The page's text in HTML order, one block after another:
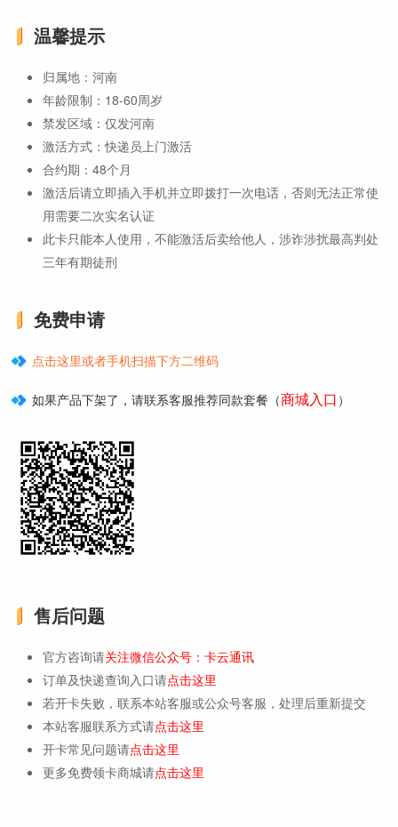
温馨提示
归属地：河南
年龄限制：18-60周岁
禁发区域：仅发河南
激活方式：快递员上门激活
合约期：48个月
激活后请立即插入手机并立即拨打一次电话，否则无法正常使
用需要二次实名认证
此卡只能本人使用，不能激活后卖给他人，涉诈涉扰最高判处
三年有期徒刑
免费申请
点击这里或者手机扫描下方二维码
如果产品下架了，请联系客服推荐同款套餐（商城入口 ）
售后问题
官方咨询请关注微信公众号：卡云通讯
订单及快递查询入口请点击这里
若开卡失败，联系本站客服或公众号客服，处理后重新提交
本站客服联系方式请点击这里
开卡常见问题请点击这里
更多免费领卡商城请点击这里